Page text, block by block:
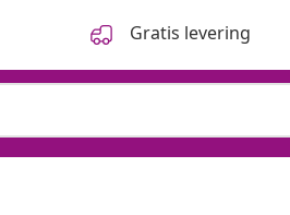
Gratis levering